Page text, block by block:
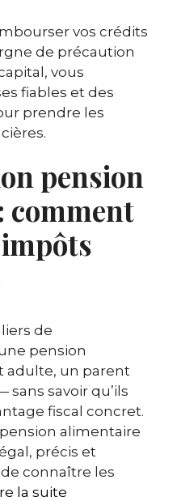
vos crédits
de précaution
vous
fiables et des
prendre les
pension
comment
de
pension
adulte, un parent
savoir qu’ils
fiscal concret.
alimentaire
précis et
connaître les
la suite